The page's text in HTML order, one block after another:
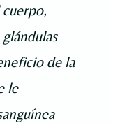
de la
le